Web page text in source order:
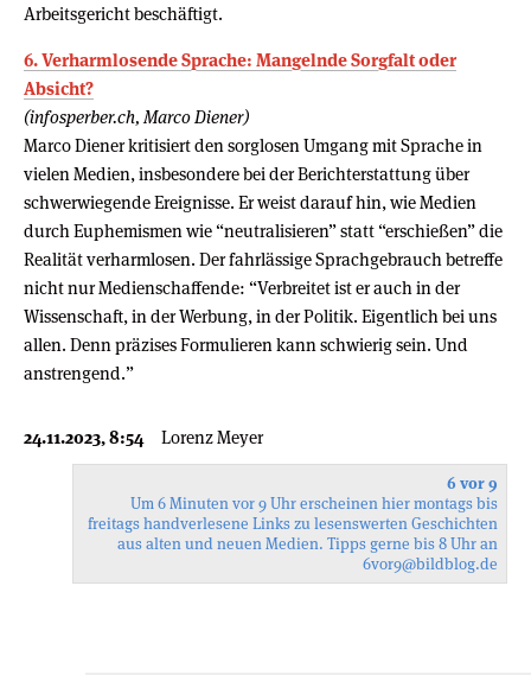
Arbeitsgericht beschäftigt.
6. Verharmlosende Sprache: Mangelnde Sorgfalt oder
Absicht?
(infosperber.ch, Marco Diener)
Marco Diener kritisiert den sorglosen Umgang mit Sprache in
vielen Medien, insbesondere bei der Berichterstattung über
schwerwiegende Ereignisse. Er weist darauf hin, wie Medien
durch Euphemismen wie “neutralisieren” statt “erschießen” die
Realität verharmlosen. Der fahrlässige Sprachgebrauch betreffe
nicht nur Medienschaffende: “Verbreitet ist er auch in der
Wissenschaft, in der Werbung, in der Politik. Eigentlich bei uns
allen. Denn präzises Formulieren kann schwierig sein. Und
anstrengend.”
24.11.2023, 8:54 Lorenz Meyer
6 vor 9
Um 6 Minuten vor 9 Uhr erscheinen hier montags bis
freitags handverlesene Links zu lesenswerten Geschichten
aus alten und neuen Medien. Tipps gerne bis 8 Uhr an
6vor9@bildblog.de